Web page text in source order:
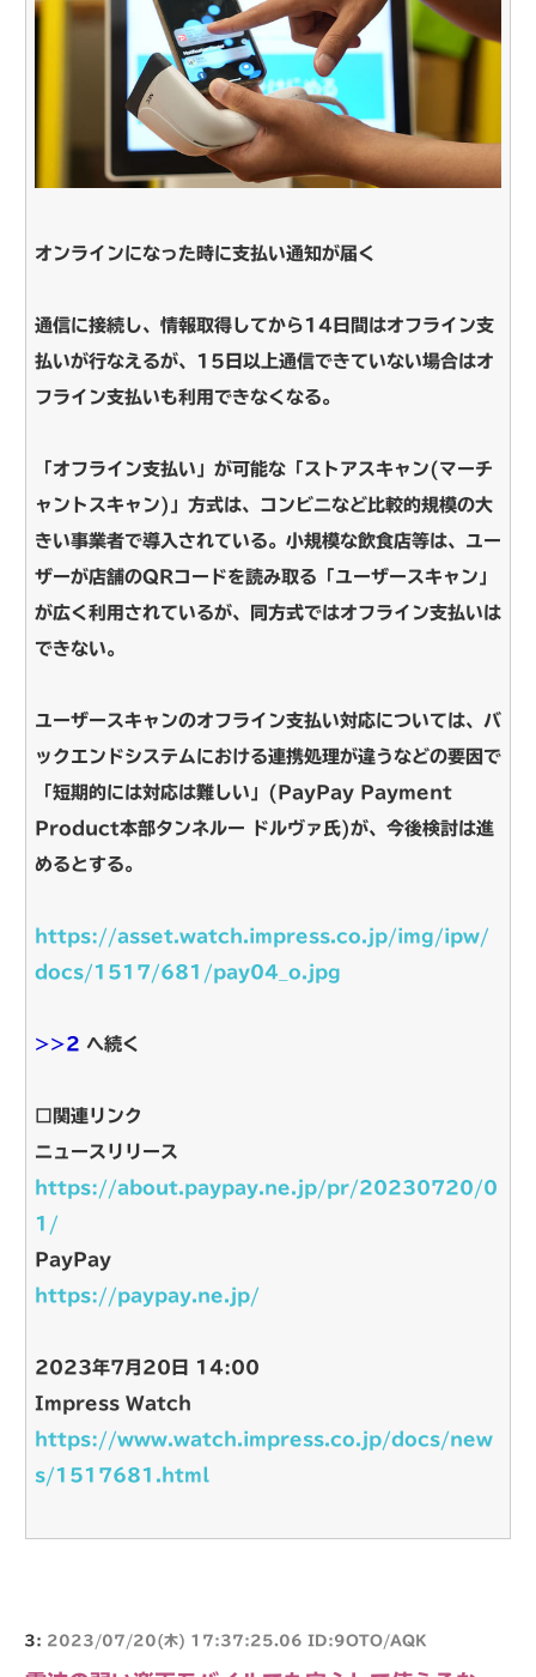
オンラインになった時に支払い通知が届く
通信に接続し、情報取得してから14日間はオフライン支
払いが行なえるが、15日以上通信できていない場合はオ
フライン支払いも利用できなくなる。
「オフライン支払い」が可能な「ストアスキャン(マーチ
ャントスキャン)」方式は、コンビニなど比較的規模の大
きい事業者で導入されている。小規模な飲食店等は、ユー
ザーが店舗のQRコードを読み取る「ユーザースキャン」
が広く利用されているが、同方式ではオフライン支払いは
できない。
ユーザースキャンのオフライン支払い対応については、バ
ックエンドシステムにおける連携処理が違うなどの要因で
「短期的には対応は難しい」(PayPay Payment
Product本部タンネルー ドルヴァ氏)が、今後検討は進
めるとする。
https://asset.watch.impress.co.jp/img/ipw/
docs/1517/681/pay04_o.jpg
>>2 へ続く
□関連リンク
ニュースリリース
https://about.paypay.ne.jp/pr/20230720/0
1/
PayPay
https://paypay.ne.jp/
2023年7月20日 14:00
Impress Watch
https://www.watch.impress.co.jp/docs/new
s/1517681.html
3: 2023/07/20(木) 17:37:25.06 ID:9OTO/AQK